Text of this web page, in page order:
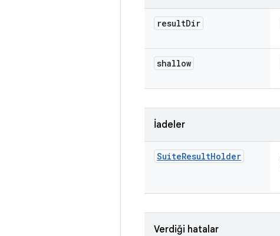
resultDir
shallow
İadeler
SuiteResultHolder
Verdiği hatalar